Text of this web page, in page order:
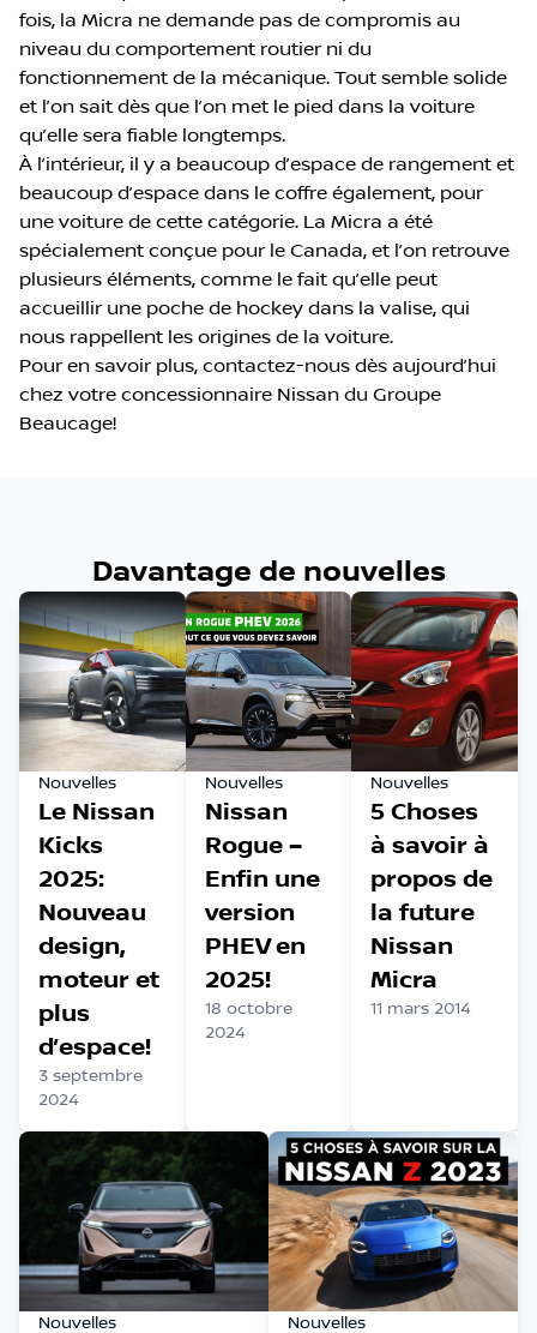
fois, la Micra ne demande pas de compromis au
niveau du comportement routier ni du
fonctionnement de la mécanique. Tout semble solide
et l’on sait dès que l’on met le pied dans la voiture
qu’elle sera fiable longtemps.
À l’intérieur, il y a beaucoup d’espace de rangement et
beaucoup d’espace dans le coffre également, pour
une voiture de cette catégorie. La Micra a été
spécialement conçue pour le Canada, et l’on retrouve
plusieurs éléments, comme le fait qu’elle peut
accueillir une poche de hockey dans la valise, qui
nous rappellent les origines de la voiture.
Pour en savoir plus, contactez-nous dès aujourd’hui
chez votre concessionnaire Nissan du Groupe
Beaucage!
Davantage de nouvelles
Nouvelles
Le Nissan
Kicks
2025:
Nouveau
design,
moteur et
plus
d’espace!
3 septembre
2024
Nouvelles
Nissan
Rogue –
Enfin une
version
PHEV en
2025!
18 octobre
2024
Nouvelles
5 Choses
à savoir à
propos de
la future
Nissan
Micra
11 mars 2014
Nouvelles Nouvelles